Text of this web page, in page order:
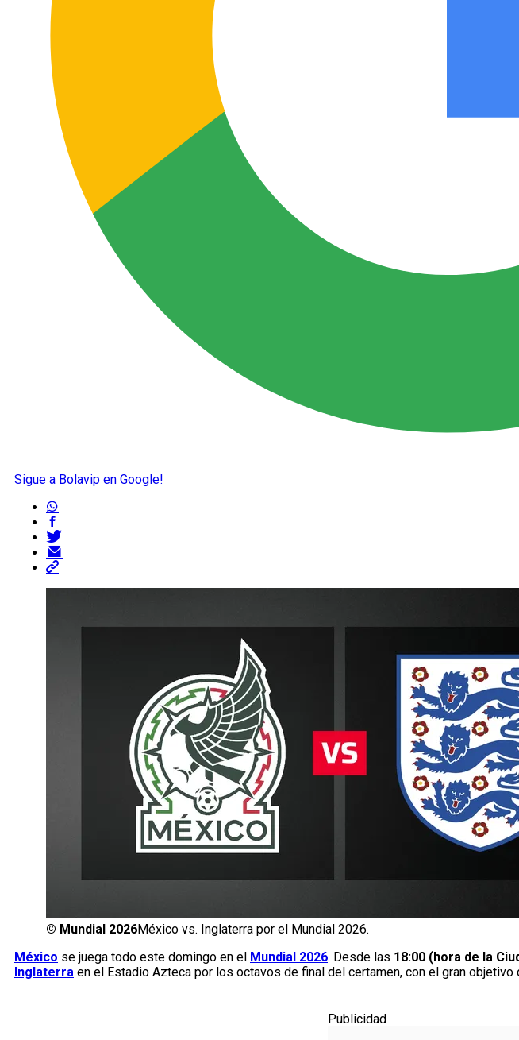
Sigue a Bolavip en Google!
© Mundial 2026México vs. Inglaterra por el Mundial 2026.
México se juega todo este domingo en el Mundial 2026. Desde las 18:00 (hora de la
Inglaterra en el Estadio Azteca por los octavos de final del certamen, con el gran
Publicidad